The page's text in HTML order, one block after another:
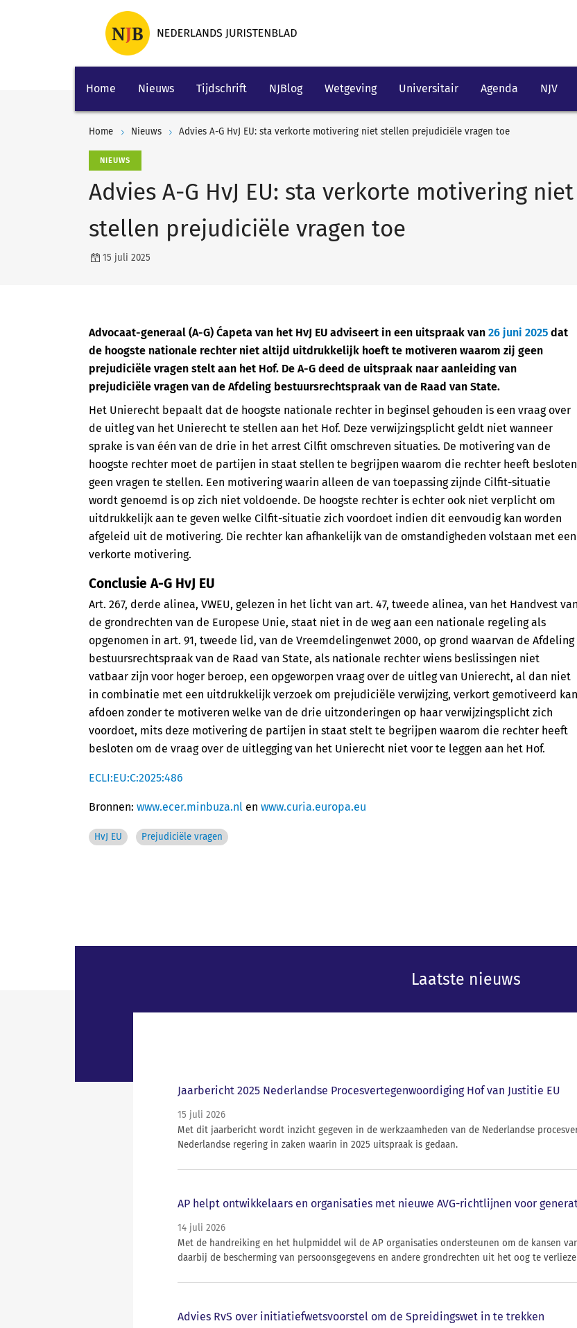
Home Nieuws Tijdschrift NJBlog Wetgeving Universitair Agenda NJV
Home Nieuws Advies A-G HvJ EU: sta verkorte motivering niet stellen prejudiciële vragen toe
NIEUWS
Advies A-G HvJ EU: sta verkorte motivering niet
stellen prejudiciële vragen toe
15 juli 2025
Advocaat-generaal (A-G) Ćapeta van het HvJ EU adviseert in een uitspraak van 26 juni 2025 dat
de hoogste nationale rechter niet altijd uitdrukkelijk hoeft te motiveren waarom zij geen
prejudiciële vragen stelt aan het Hof. De A-G deed de uitspraak naar aanleiding van
prejudiciële vragen van de Afdeling bestuursrechtspraak van de Raad van State.
Het Unierecht bepaalt dat de hoogste nationale rechter in beginsel gehouden is een vraag over
de uitleg van het Unierecht te stellen aan het Hof. Deze verwijzingsplicht geldt niet wanneer
sprake is van één van de drie in het arrest Cilfit omschreven situaties. De motivering van de
hoogste rechter moet de partijen in staat stellen te begrijpen waarom die rechter heeft besloten
geen vragen te stellen. Een motivering waarin alleen de van toepassing zijnde Cilfit-situatie
wordt genoemd is op zich niet voldoende. De hoogste rechter is echter ook niet verplicht om
uitdrukkelijk aan te geven welke Cilfit-situatie zich voordoet indien dit eenvoudig kan worden
afgeleid uit de motivering. Die rechter kan afhankelijk van de omstandigheden volstaan met een
verkorte motivering.
Conclusie A-G HvJ EU
Art. 267, derde alinea, VWEU, gelezen in het licht van art. 47, tweede alinea, van het Handvest van
de grondrechten van de Europese Unie, staat niet in de weg aan een nationale regeling als
opgenomen in art. 91, tweede lid, van de Vreemdelingenwet 2000, op grond waarvan de Afdeling
bestuursrechtspraak van de Raad van State, als nationale rechter wiens beslissingen niet
vatbaar zijn voor hoger beroep, een opgeworpen vraag over de uitleg van Unierecht, al dan niet
in combinatie met een uitdrukkelijk verzoek om prejudiciële verwijzing, verkort gemotiveerd kan
afdoen zonder te motiveren welke van de drie uitzonderingen op haar verwijzingsplicht zich
voordoet, mits deze motivering de partijen in staat stelt te begrijpen waarom die rechter heeft
besloten om de vraag over de uitlegging van het Unierecht niet voor te leggen aan het Hof.
ECLI:EU:C:2025:486
Bronnen: www.ecer.minbuza.nl en www.curia.europa.eu
HvJ EU Prejudiciële vragen
Laatste nieuws
Jaarbericht 2025 Nederlandse Procesvertegenwoordiging Hof van Justitie EU
15 juli 2026
Met dit jaarbericht wordt inzicht gegeven in de werkzaamheden van de Nederlandse
Nederlandse regering in zaken waarin in 2025 uitspraak is gedaan.
AP helpt ontwikkelaars en organisaties met nieuwe AVG-richtlijnen voor
14 juli 2026
Met de handreiking en het hulpmiddel wil de AP organisaties ondersteunen om de kansen
daarbij de bescherming van persoonsgegevens en andere grondrechten uit het oog te
Advies RvS over initiatiefwetsvoorstel om de Spreidingswet in te trekken